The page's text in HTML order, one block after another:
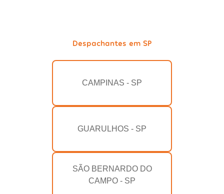
Despachantes em SP
CAMPINAS - SP
GUARULHOS - SP
SÃO BERNARDO DO
CAMPO - SP